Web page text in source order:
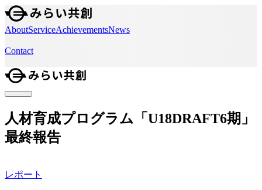
AboutServiceAchievementsNews
Contact
人材育成プログラム「U18DRAFT6期」
最終報告
レポート